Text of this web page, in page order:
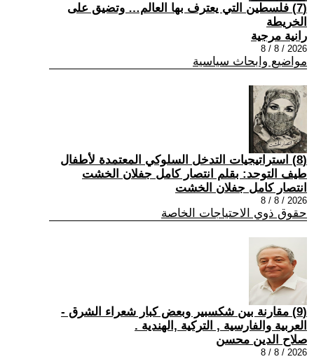
(7) فلسطين التي يعترف بها العالم… وتضيق على
الخريطة
رانية مرجية
2026 / 8 / 8
مواضيع وابحاث سياسية
(8) استراتيجيات التدخل السلوكي المعتمدة لأطفال
طيف التوحد: بقلم انتصار كامل جفلان الخشت
انتصار كامل جفلان الخشت
2026 / 8 / 8
حقوق ذوي الاحتياجات الخاصة
(9) مقارنة بين شكسبير وبعض كبار شعراء الشرق -
العربية والفارسية , التركية ,الهندية .
صلاح الدين محسن
2026 / 8 / 8